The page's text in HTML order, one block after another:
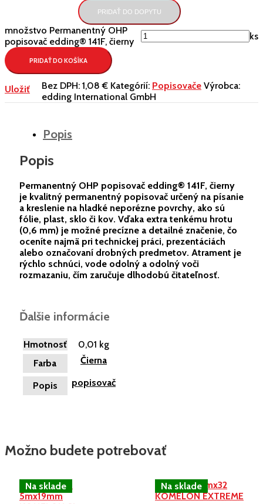
PRIDAŤ DO DOPYTU
množstvo Permanentný OHP
popisovač edding® 141F, čierny
ks
PRIDAŤ DO KOŠÍKA
Uložiť Bez DPH: 1,08 € Kategórií: Popisovače Výrobca:
edding International GmbH
Popis
Popis
Permanentný OHP popisovač edding® 141F, čierny
je kvalitný permanentný popisovač určený na písanie
a kreslenie na hladké neporézne povrchy, ako sú
fólie, plast, sklo či kov. Vďaka extra tenkému hrotu
(0,6 mm) je možné precízne a detailné značenie, čo
oceníte najmä pri technickej práci, prezentáciách
alebo označovaní drobných predmetov. Atrament je
rýchlo schnúci, vode odolný a odolný voči
rozmazaniu, čím zaručuje dlhodobú čitateľnosť.
Ďalšie informácie
Hmotnosť
0,01 kg
Farba
Čierna
Popis popisovač
Možno budete potrebovať